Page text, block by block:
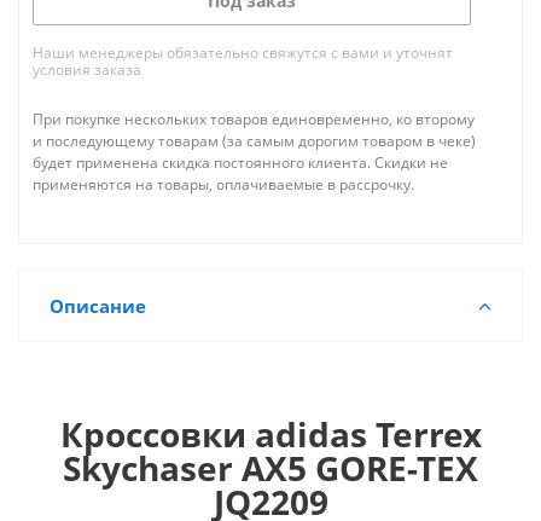
Наши менеджеры обязательно свяжутся с вами и уточнят
условия заказа
При покупке нескольких товаров единовременно, ко второму
и последующему товарам (за самым дорогим товаром в чеке)
будет применена скидка постоянного клиента. Скидки не
применяются на товары, оплачиваемые в рассрочку.
Описание
Кроссовки adidas Terrex
Skychaser AX5 GORE-TEX
JQ2209